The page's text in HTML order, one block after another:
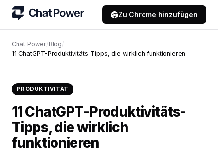
Zu Chrome hinzufügen
Chat Power/Blog/
11 ChatGPT-Produktivitäts-Tipps, die wirklich funktionieren
PRODUKTIVITÄT
11 ChatGPT-Produktivitäts-
Tipps, die wirklich
funktionieren